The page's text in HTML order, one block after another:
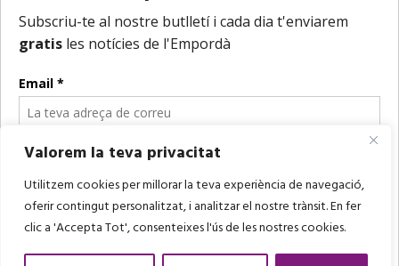
Valorem la teva privacitat
Utilitzem cookies per millorar la teva experiència de navegació,
oferir contingut personalitzat, i analitzar el nostre trànsit. En fer
clic a 'Accepta Tot', consenteixes l'ús de les nostres cookies.